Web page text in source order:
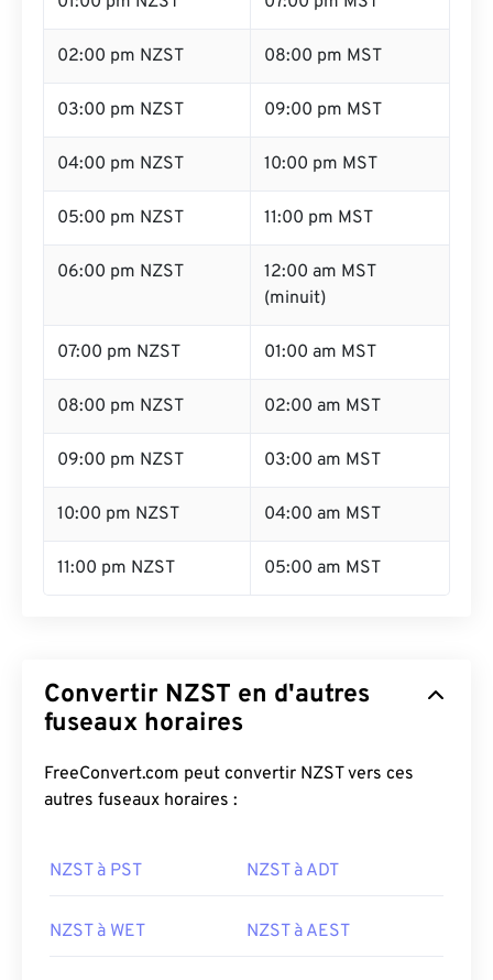
02:00 pm NZST 08:00 pm MST
03:00 pm NZST 09:00 pm MST
04:00 pm NZST 10:00 pm MST
05:00 pm NZST 11:00 pm MST
06:00 pm NZST
12:00 am MST
(minuit)
07:00 pm NZST 01:00 am MST
08:00 pm NZST 02:00 am MST
09:00 pm NZST 03:00 am MST
10:00 pm NZST 04:00 am MST
11:00 pm NZST 05:00 am MST
Convertir NZST en d'autres
fuseaux horaires
FreeConvert.com peut convertir NZST vers ces
autres fuseaux horaires :
NZST à PST NZST à ADT
NZST à WET NZST à AEST